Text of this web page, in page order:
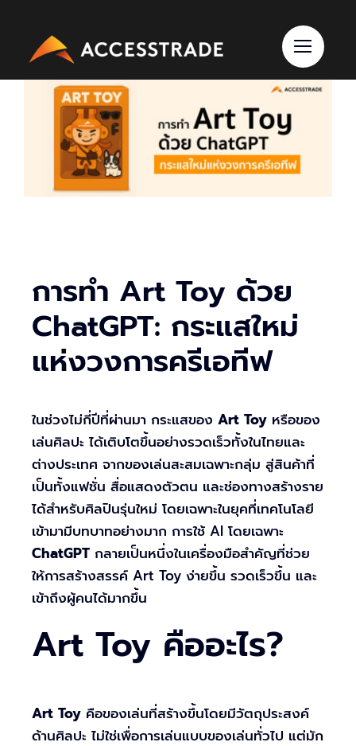
content
การทำ Art Toy ด้วย
ChatGPT: กระแสใหม่
แห่งวงการครีเอทีฟ
ในช่วงไม่กี่ปีที่ผ่านมา กระแสของ Art Toy หรือของ
เล่นศิลปะ ได้เติบโตขึ้นอย่างรวดเร็วทั้งในไทยและ
ต่างประเทศ จากของเล่นสะสมเฉพาะกลุ่ม สู่สินค้าที่
เป็นทั้งแฟชั่น สื่อแสดงตัวตน และช่องทางสร้างราย
ได้สำหรับศิลปินรุ่นใหม่ โดยเฉพาะในยุคที่เทคโนโลยี
เข้ามามีบทบาทอย่างมาก การใช้ AI โดยเฉพาะ
ChatGPT กลายเป็นหนึ่งในเครื่องมือสำคัญที่ช่วย
ให้การสร้างสรรค์ Art Toy ง่ายขึ้น รวดเร็วขึ้น และ
เข้าถึงผู้คนได้มากขึ้น
Art Toy คืออะไร?
Art Toy คือของเล่นที่สร้างขึ้นโดยมีวัตถุประสงค์
ด้านศิลปะ ไม่ใช่เพื่อการเล่นแบบของเล่นทั่วไป แต่มัก